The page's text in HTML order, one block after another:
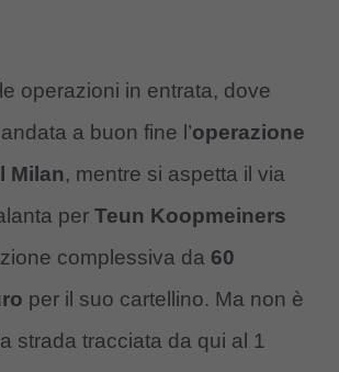
operazioni in entrata, dove
a buon fine l’operazione
Milan, mentre si aspetta il via
per Teun Koopmeiners
complessiva da 60
per il suo cartellino. Ma non è
strada tracciata da qui al 1